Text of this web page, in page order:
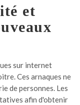
et
sur internet
Ces arnaques ne
de personnes. Les
afin d'obtenir